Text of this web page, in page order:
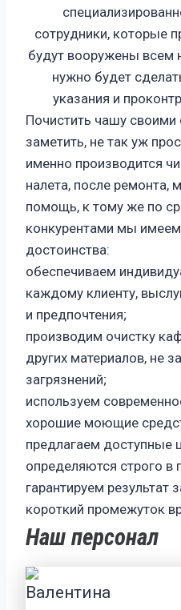
сотрудники, которые
будут вооружены всем
нужно будет
указания и
Почистить чашу
заметить, не так уж
именно производится
налета, после ремонта,
помощь, к тому же по
конкурентами мы
достоинства:
обеспечиваем
каждому клиенту,
и предпочтения;
производим очистку
других материалов, не
загрязнений;
используем
хорошие моющие
предлагаем доступные
определяются строго в
гарантируем результат
короткий промежуток
Наш персонал
Валентина